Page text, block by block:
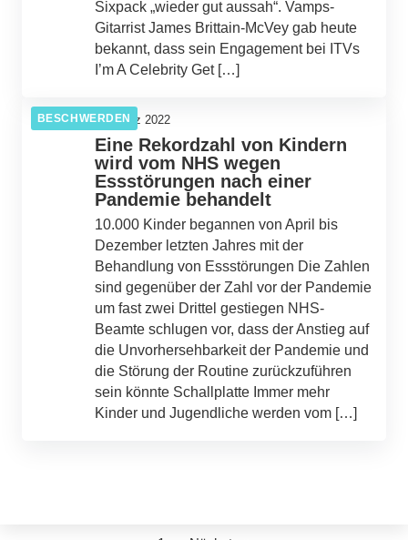
Sixpack „wieder gut aussah“. Vamps-
Gitarrist James Brittain-McVey gab heute
bekannt, dass sein Engagement bei ITVs
I’m A Celebrity Get […]
BESCHWERDEN07. März 2022
Eine Rekordzahl von Kindern
wird vom NHS wegen
Essstörungen nach einer
Pandemie behandelt
10.000 Kinder begannen von April bis
Dezember letzten Jahres mit der
Behandlung von Essstörungen Die Zahlen
sind gegenüber der Zahl vor der Pandemie
um fast zwei Drittel gestiegen NHS-
Beamte schlugen vor, dass der Anstieg auf
die Unvorhersehbarkeit der Pandemie und
die Störung der Routine zurückzuführen
sein könnte Schallplatte Immer mehr
Kinder und Jugendliche werden vom […]